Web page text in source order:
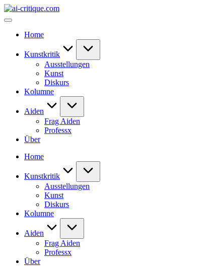
Skip
to
ai-
Home
Kunstkritik
Ausstellungen
Kunst
Diskurs
Kolumne
Aiden
Frag Aiden
Professx
Über
Home
Kunstkritik
Ausstellungen
Kunst
Diskurs
Kolumne
Aiden
Frag Aiden
Professx
Über